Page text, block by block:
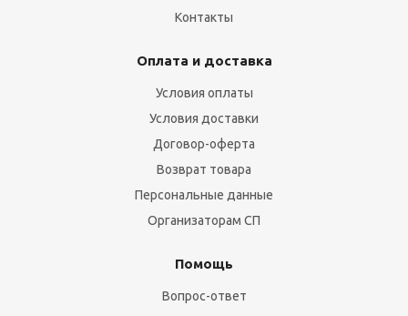
Контакты
Оплата и доставка
Условия оплаты
Условия доставки
Договор-оферта
Возврат товара
Персональные данные
Организаторам СП
Помощь
Вопрос-ответ